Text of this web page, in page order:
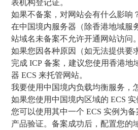
表机构登记证。
如果不备案，对网站会有什么影响
在中国境内服务器（除香港地域服
站域名未备案不允许开通网站访问。
如果您因各种原因（如无法提供要
完成 ICP 备案，建议您使用香港地
器 ECS 来托管网站。
我要使用中国境内负载均衡服务，
如果您使用中国境内区域的 ECS 实
您可以使用其中一个 ECS 实例为
产品验证。备案成功后，配置您的